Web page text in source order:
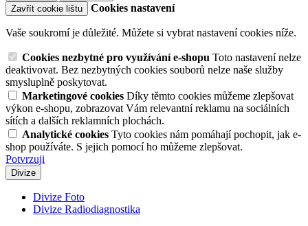
Zavřít cookie lištu
Cookies nastavení
Vaše soukromí je důležité. Můžete si vybrat nastavení cookies níže.
Cookies nezbytné pro využívání e-shopu Toto nastavení nelze
deaktivovat. Bez nezbytných cookies souborů nelze naše služby
smysluplně poskytovat.
Marketingové cookies Díky těmto cookies můžeme zlepšovat
výkon e-shopu, zobrazovat Vám relevantní reklamu na sociálních
sítích a dalších reklamních plochách.
Analytické cookies Tyto cookies nám pomáhají pochopit, jak e-
shop používáte. S jejich pomocí ho můžeme zlepšovat.
Potvrzuji
Divize
Divize Foto
Divize Radiodiagnostika